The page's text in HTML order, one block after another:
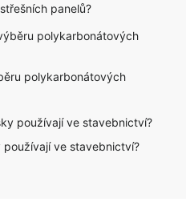
panelů?
polykarbonátových
ve stavebnictví?